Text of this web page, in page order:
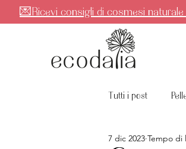
💌Ricevi consigli di cosmesi naturale
Tutti i post
Ricette &
7 dic 2023 Tempo di